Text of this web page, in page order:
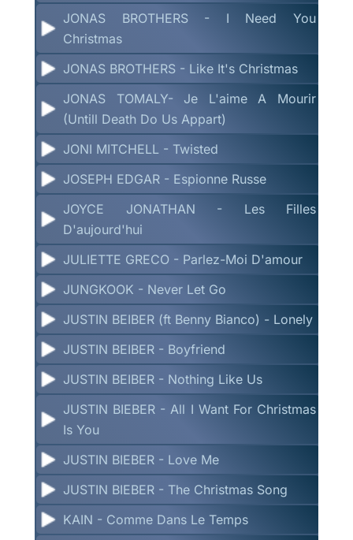
JONAS BROTHERS - I Need You
Christmas
JONAS BROTHERS - Like It's Christmas
JONAS TOMALY- Je L'aime A Mourir
(Untill Death Do Us Appart)
JONI MITCHELL - Twisted
JOSEPH EDGAR - Espionne Russe
JOYCE JONATHAN - Les Filles
D'aujourd'hui
JULIETTE GRECO - Parlez-Moi D'amour
JUNGKOOK - Never Let Go
JUSTIN BEIBER (ft Benny Bianco) - Lonely
JUSTIN BEIBER - Boyfriend
JUSTIN BEIBER - Nothing Like Us
JUSTIN BIEBER - All I Want For Christmas
Is You
JUSTIN BIEBER - Love Me
JUSTIN BIEBER - The Christmas Song
KAIN - Comme Dans Le Temps